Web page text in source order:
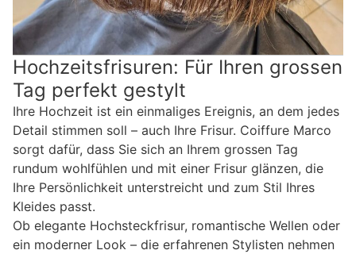
Hochzeitsfrisuren: Für Ihren grossen
Tag perfekt gestylt
Ihre Hochzeit ist ein einmaliges Ereignis, an dem jedes
Detail stimmen soll – auch Ihre Frisur. Coiffure Marco
sorgt dafür, dass Sie sich an Ihrem grossen Tag
rundum wohlfühlen und mit einer Frisur glänzen, die
Ihre Persönlichkeit unterstreicht und zum Stil Ihres
Kleides passt.
Ob elegante Hochsteckfrisur, romantische Wellen oder
ein moderner Look – die erfahrenen Stylisten nehmen